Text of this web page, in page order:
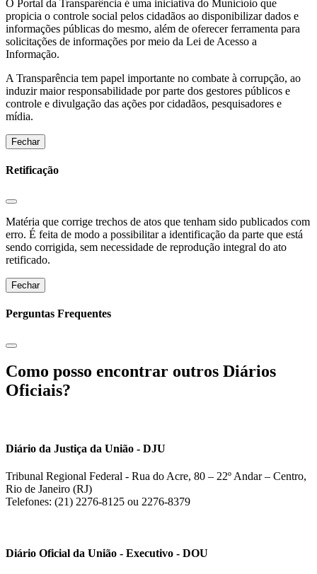
O Portal da Transparência é uma iniciativa do Municíoio que
propicia o controle social pelos cidadãos ao disponibilizar dados e
informações públicas do mesmo, além de oferecer ferramenta para
solicitações de informações por meio da Lei de Acesso a
Informação.
A Transparência tem papel importante no combate à corrupção, ao
induzir maior responsabilidade por parte dos gestores públicos e
controle e divulgação das ações por cidadãos, pesquisadores e
mídia.
Fechar
Retificação
Matéria que corrige trechos de atos que tenham sido publicados com
erro. É feita de modo a possibilitar a identificação da parte que está
sendo corrigida, sem necessidade de reprodução integral do ato
retificado.
Fechar
Perguntas Frequentes
Como posso encontrar outros Diários
Oficiais?
Diário da Justiça da União - DJU
Tribunal Regional Federal - Rua do Acre, 80 – 22º Andar – Centro,
Rio de Janeiro (RJ)
Telefones: (21) 2276-8125 ou 2276-8379
Diário Oficial da União - Executivo - DOU